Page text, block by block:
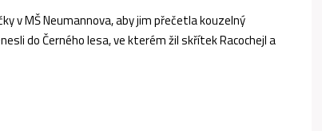
v MŠ Neumannova, aby jim přečetla kouzelný
do Černého lesa, ve kterém žil skřítek Racochejl a